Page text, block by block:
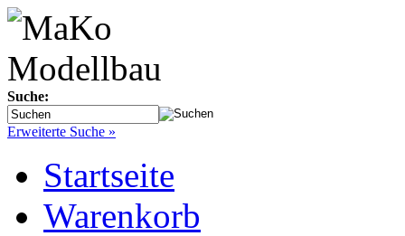
Suche:
Erweiterte Suche »
Startseite
Warenkorb